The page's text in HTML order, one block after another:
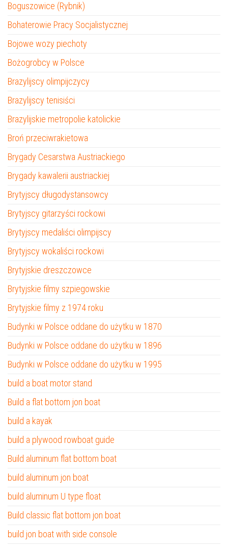
Boguszowice (Rybnik)
Bohaterowie Pracy Socjalistycznej
Bojowe wozy piechoty
Bożogrobcy w Polsce
Brazylijscy olimpijczycy
Brazylijscy tenisiści
Brazylijskie metropolie katolickie
Broń przeciwrakietowa
Brygady Cesarstwa Austriackiego
Brygady kawalerii austriackiej
Brytyjscy długodystansowcy
Brytyjscy gitarzyści rockowi
Brytyjscy medaliści olimpijscy
Brytyjscy wokaliści rockowi
Brytyjskie dreszczowce
Brytyjskie filmy szpiegowskie
Brytyjskie filmy z 1974 roku
Budynki w Polsce oddane do użytku w 1870
Budynki w Polsce oddane do użytku w 1896
Budynki w Polsce oddane do użytku w 1995
build a boat motor stand
Build a flat bottom jon boat
build a kayak
build a plywood rowboat guide
Build aluminum flat bottom boat
build aluminum jon boat
build aluminum U type float
Build classic flat bottom jon boat
build jon boat with side console